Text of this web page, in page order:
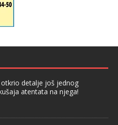
otkrio detalje još jednog
atentata na njega!